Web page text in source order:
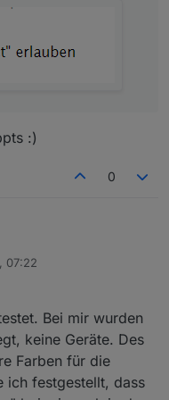
:)
0
überprüft und ggf.
Parameter
auch die Prüfung
testen, wenn es
die FAQ.
07:22
Bei mir wurden
keine Geräte. Des
Farben für die
ich festgestellt, dass